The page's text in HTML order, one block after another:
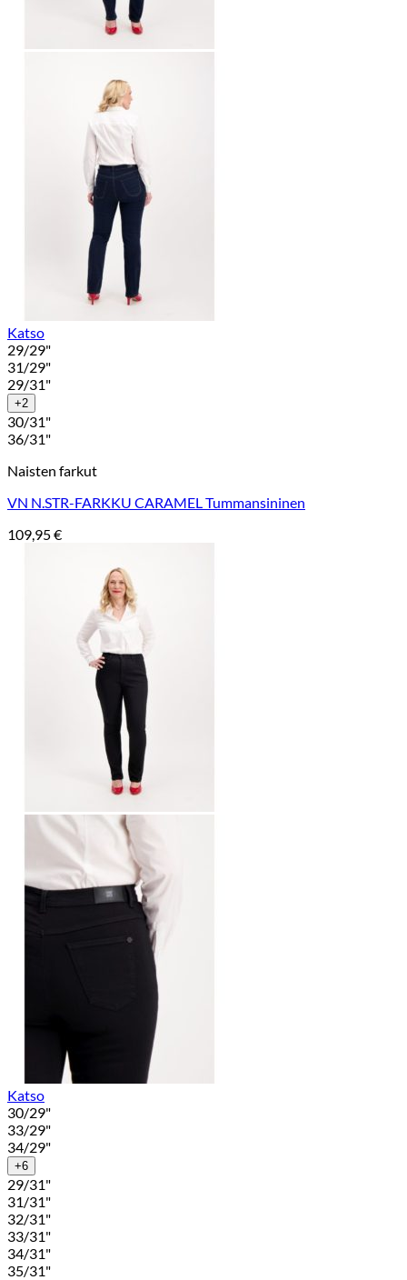
Katso
29/29"
31/29"
29/31"
+2
30/31"
36/31"
Naisten farkut
VN N.STR-FARKKU CARAMEL Tummansininen
109,95€
Katso
30/29"
33/29"
34/29"
+6
29/31"
31/31"
32/31"
33/31"
34/31"
35/31"